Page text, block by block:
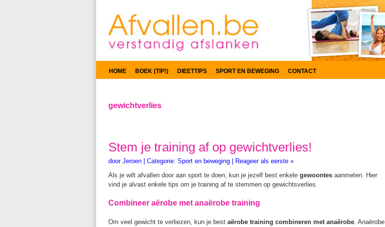
HOME BOEK (TIP!) DIEETTIPS SPORT EN BEWEGING CONTACT
gewichtverlies
Stem je training af op gewichtverlies!
door Jeroen Categorie: Sport en beweging
Reageer als eerste »
Als je wilt afvallen door aan sport te doen, kun je jezelf best enkele gewoontes aanmeten. Hier
vind je alvast enkele tips om je training af te stemmen op gewichtsverlies.
Combineer aërobe met anaërobe training
Om veel gewicht te verliezen, kun je best aërobe training combineren met anaërobe. Anaërobe